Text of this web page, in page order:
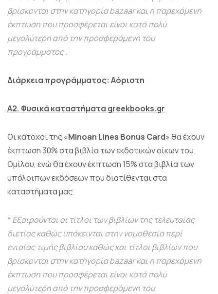
βρίσκονται στην κατηγορία bazaar και η παρεχόμενη
έκπτωση που προσφέρεται είναι κατά πολύ
μεγαλύτερη από την προσφερόμενη του
προγράμματος .
Διάρκεια προγράμματος: Αόριστη
Α2. Φυσικά καταστήματα greekbooks.gr
Οι κάτοχοι της «Minoan Lines Bonus Card» θα έχουν
έκπτωση 30% στα βιβλία των εκδοτικών οίκων του
Ομίλου, ενώ θα έχουν έκπτωση 15% στα βιβλία των
υπόλοιπων εκδόσεων που διατίθενται στα
καταστήματα μας.
* Εξαιρούνται οι τίτλοι των βιβλίων της τελευταίας
διετίας καθώς υπόκεινται στην νομοθεσία περί
ενιαίας τιμής βιβλίου καθώς και τίτλοι βιβλίων που
βρίσκονται στην κατηγορία bazaar και η παρεχόμενη
έκπτωση που προσφέρεται είναι κατά πολύ
μεγαλύτερη από την προσφερόμενη του